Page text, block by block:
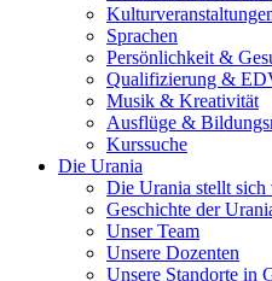
Sprachen
Persönlichkeit &
Qualifizierung &
Musik & Kreativität
Ausflüge &
Kurssuche
Die Urania
Die Urania stellt sich
Geschichte der
Unser Team
Unsere Dozenten
Unsere Standorte in